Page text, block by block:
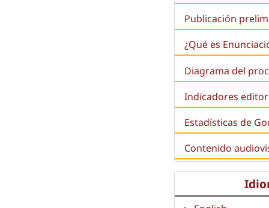
Publicación
¿Qué es
Diagrama del
Indicadores
Estadísticas de
Contenido